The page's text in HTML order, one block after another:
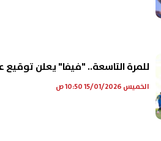
للمرة التاسعة.. "فيفا" يعلن
الخميس 15/01/2026 10:50 ص